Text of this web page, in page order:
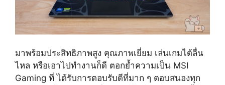
มาพร้อมประสิทธิภาพสูง คุณภาพเยี่ยม เล่นเกมได้ลื่น
ไหล หรือเอาไปทำงานก็ดี ตอกย้ำความเป็น MSI
Gaming ที่ ได้รับการตอบรับดีที่มาก ๆ ตอบสนองทุก